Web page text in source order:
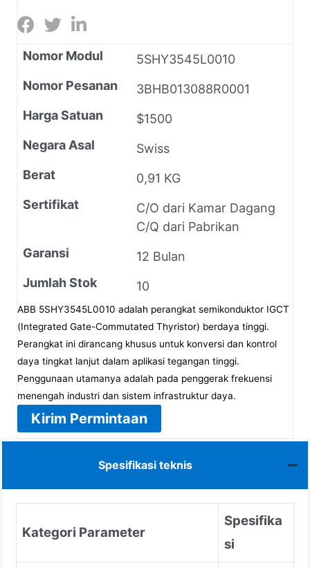
Nomor Modul
5SHY3545L0010
Nomor Pesanan
3BHB013088R0001
Harga Satuan
$1500
Negara Asal
Swiss
Berat
0,91 KG
Sertifikat
C/O dari Kamar Dagang
C/Q dari Pabrikan
Garansi
12 Bulan
Jumlah Stok
10
ABB 5SHY3545L0010 adalah perangkat semikonduktor IGCT
(Integrated Gate-Commutated Thyristor) berdaya tinggi.
Perangkat ini dirancang khusus untuk konversi dan kontrol
daya tingkat lanjut dalam aplikasi tegangan tinggi.
Penggunaan utamanya adalah pada penggerak frekuensi
menengah industri dan sistem infrastruktur daya.
Kirim Permintaan
Spesifikasi teknis
Kategori Parameter
Spesifika
si